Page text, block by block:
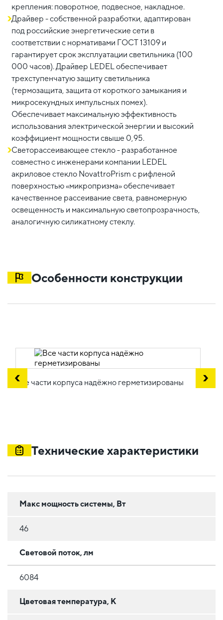
крепления: поворотное, подвесное, накладное.
Драйвер - собственной разработки, адаптирован
под российские энергетические сети в
соответствии с нормативами ГОСТ 13109 и
гарантирует срок эксплуатации светильника (100
000 часов). Драйвер LEDEL обеспечивает
трехступенчатую защиту светильника
(термозащита, защита от короткого замыкания и
микросекундных импульсных помех).
Обеспечивает максимальную эффективность
использования электрической энергии и высокий
коэффициент мощности свыше 0,95.
Светорассеивающее стекло - разработанное
совместно с инженерами компании LEDEL
акриловое стекло NovattroPrism с рифленой
поверхностью «микропризма» обеспечивает
качественное рассеивание света, равномерную
освещенность и максимальную светопрозрачность,
аналогичную силикатному стеклу.
Особенности конструкции
Все части корпуса надёжно герметизированы
Технические характеристики
Макс мощность системы, Вт
46
Световой поток, лм
6084
Цветовая температура, К